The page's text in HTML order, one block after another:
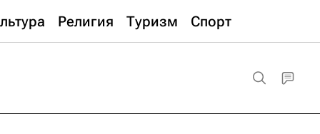
Религия Туризм Спорт